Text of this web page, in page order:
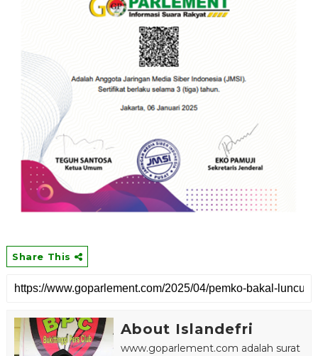
Share This
About Islandefri
www.goparlement.com adalah surat